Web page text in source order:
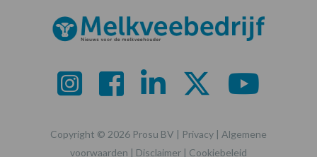
Copyright © 2026 Prosu BV | Privacy | Algemene
voorwaarden | Disclaimer | Cookiebeleid